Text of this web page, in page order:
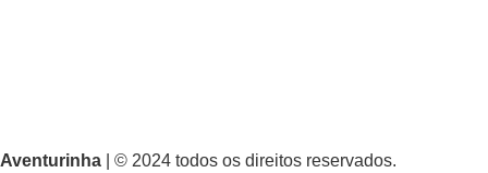
Aventurinha | © 2024 todos os direitos reservados.